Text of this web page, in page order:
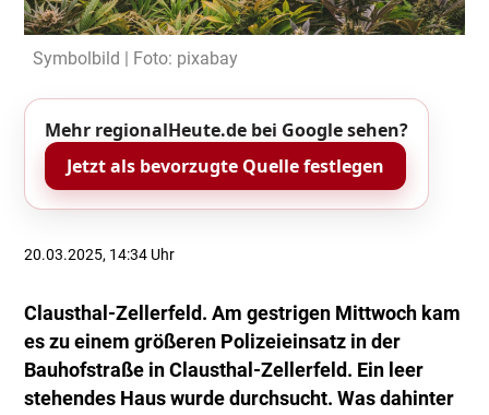
Symbolbild | Foto: pixabay
Mehr regionalHeute.de bei Google sehen?
Jetzt als bevorzugte Quelle festlegen
20.03.2025, 14:34 Uhr
Clausthal-Zellerfeld. Am gestrigen Mittwoch kam
es zu einem größeren Polizeieinsatz in der
Bauhofstraße in Clausthal-Zellerfeld. Ein leer
stehendes Haus wurde durchsucht. Was dahinter